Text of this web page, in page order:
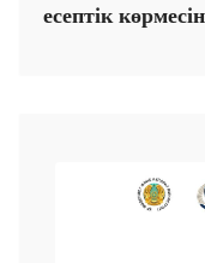
есептік